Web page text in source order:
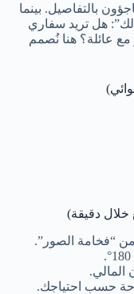
بالتفاصيل. بينما
لك”: هل تريد سفاري
عائلة؟ هنا نُصمم
دقيقة)
“فخامة الصور”.
المالي.
حسب احتياجك.